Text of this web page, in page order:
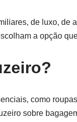
de luxo, de
a opção
como
sobre